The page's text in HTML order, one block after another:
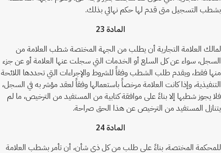
بشطب التسجيل متى قدم لها حكم نهائي بذلك.
المادة 23
لمالك العلامة التجارية أن يطلب من الجهة المختصة شطب العلامة من
السجل، سواء عن كل السلع أو الخدمات التي سجلت عنها العلامة أو عن جزء
منها فقط، ويقدم طلب الشطب وفقاً للشروط والإجراءات التي تحددها اللائحة
التنفيذية، وإذا كانت العلامة مرخصاً باستعمالها وفقاً لعقد مؤشر به في السجل،
فلا يجوز شطبها إلا بناءً على موافقة كتابية من المستفيد من الترخيص، ما لم
يتنازل المستفيد من الترخيص عن هذا الحق صراحة.
المادة 24
للمحكمة المختصة، بناءً على طلب من كل ذي شأن، أن تأمر بشطب العلامة